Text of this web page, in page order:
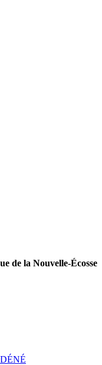
de la Nouvelle-Écosse